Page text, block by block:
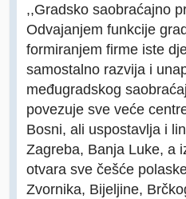
,,Gradsko saobraćajno
Odvajanjem funkcije
formiranjem firme iste
samostalno razvija i
međugradskog
povezuje sve veće
Bosni, ali uspostavlja i
Zagreba, Banja Luke, a
otvara sve češće
Zvornika, Bijeljine,